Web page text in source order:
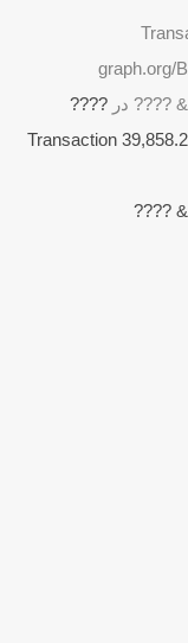
????
graph.org/
در ????
Transaction